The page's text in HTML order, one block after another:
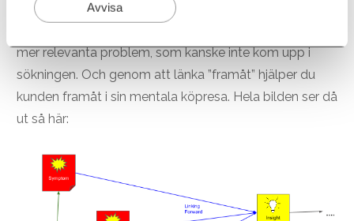
Avvisa
Att länka åt sidan betyder att länka till andra
mer relevanta problem, som kanske inte kom upp i
sökningen. Och genom att länka ”framåt” hjälper du
kunden framåt i sin mentala köpresa. Hela bilden ser då
ut så här: